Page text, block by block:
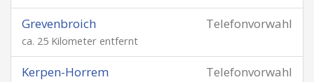
Telefonvorwahl
Grevenbroich
ca. 25 Kilometer entfernt
Telefonvorwahl
Kerpen-Horrem